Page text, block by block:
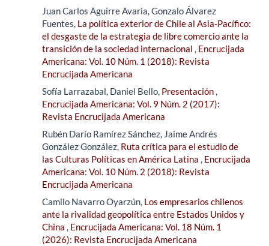
Juan Carlos Aguirre Avaria, Gonzalo Álvarez
Fuentes, La política exterior de Chile al Asia-Pacífico:
el desgaste de la estrategia de libre comercio ante la
transición de la sociedad internacional , Encrucijada
Americana: Vol. 10 Núm. 1 (2018): Revista
Encrucijada Americana
Sofía Larrazabal, Daniel Bello, Presentación,
Encrucijada Americana: Vol. 9 Núm. 2 (2017):
Revista Encrucijada Americana
Rubén Darío Ramírez Sánchez, Jaime Andrés
González González, Ruta crítica para el estudio de
las Culturas Políticas en América Latina , Encrucijada
Americana: Vol. 10 Núm. 2 (2018): Revista
Encrucijada Americana
Camilo Navarro Oyarzún, Los empresarios chilenos
ante la rivalidad geopolítica entre Estados Unidos y
China , Encrucijada Americana: Vol. 18 Núm. 1
(2026): Revista Encrucijada Americana